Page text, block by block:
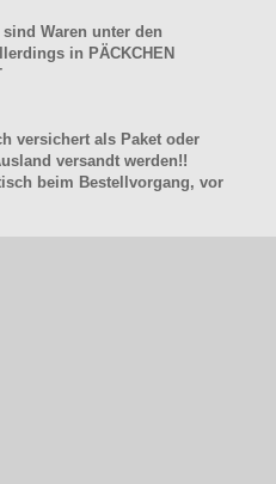
Waren unter den
in PÄCKCHEN
versichert als Paket oder
versandt werden!!
beim Bestellvorgang, vor